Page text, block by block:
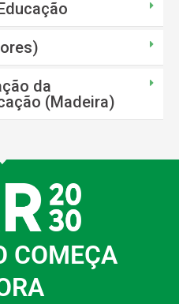
da
(Madeira)
COMEÇA